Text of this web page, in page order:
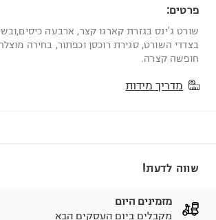
פרטים:
שורט ג'ינס בגזרת קארגו קצר, ארבעה
בצדדי השורט, סגירת רוכסן וכפתור, בחירה
חופשה קצרה.
מדריך מידות
שווה לדעת!
מזמינים היום
מקבלים ביום העסקים הבא